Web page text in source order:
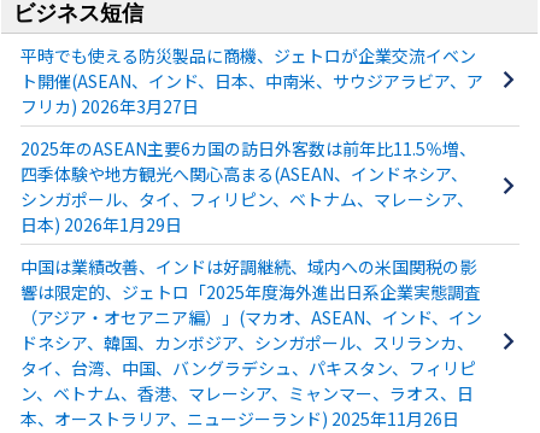
ビジネス短信
平時でも使える防災製品に商機、ジェトロが企業交流イベン
ト開催(ASEAN、インド、日本、中南米、サウジアラビア、ア
フリカ) 2026年3月27日
2025年のASEAN主要6カ国の訪日外客数は前年比11.5％増、
四季体験や地方観光へ関心高まる(ASEAN、インドネシア、
シンガポール、タイ、フィリピン、ベトナム、マレーシア、
日本) 2026年1月29日
中国は業績改善、インドは好調継続、域内への米国関税の影
響は限定的、ジェトロ「2025年度海外進出日系企業実態調査
（アジア・オセアニア編）」(マカオ、ASEAN、インド、イン
ドネシア、韓国、カンボジア、シンガポール、スリランカ、
タイ、台湾、中国、バングラデシュ、パキスタン、フィリピ
ン、ベトナム、香港、マレーシア、ミャンマー、ラオス、日
本、オーストラリア、ニュージーランド) 2025年11月26日